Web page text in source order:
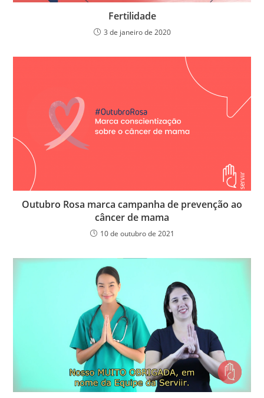
Fertilidade
3 de janeiro de 2020
Outubro Rosa marca campanha de prevenção ao
câncer de mama
10 de outubro de 2021